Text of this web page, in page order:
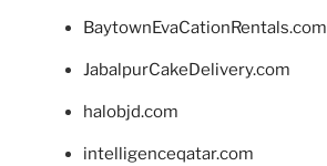
BaytownEvaCationRentals.com
JabalpurCakeDelivery.com
halobjd.com
intelligenceqatar.com